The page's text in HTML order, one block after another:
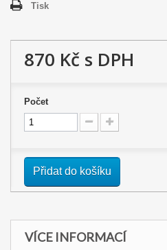
Tisk
870 Kč s DPH
Počet
Přidat do košíku
VÍCE INFORMACÍ